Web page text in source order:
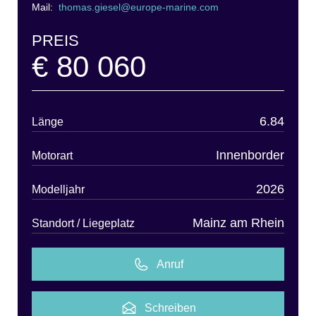
Mail: thomas.giesel@europe-marine.com
PREIS
€ 80 060
Länge 6.84
Motorart Innenborder
Modelljahr 2026
Standort / Liegeplatz Mainz am Rhein
Anruf
Schreiben